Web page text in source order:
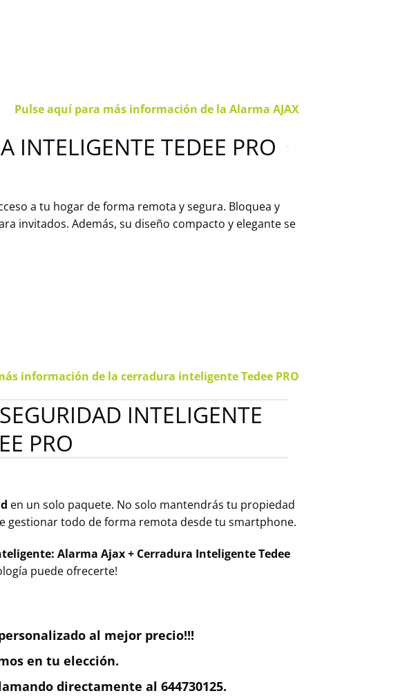
Pulse aquí para más información de la Alarma AJAX
INTELIGENTE TEDEE PRO
a tu hogar de forma remota y segura. Bloquea y
invitados. Además, su diseño compacto y elegante se
información de la cerradura inteligente Tedee PRO
INTELIGENTE
PRO
en un solo paquete. No solo mantendrás tu propiedad
todo de forma remota desde tu smartphone.
Alarma Ajax + Cerradura Inteligente Tedee
puede ofrecerte!
al mejor precio!!!
en tu elección.
directamente al 644730125.